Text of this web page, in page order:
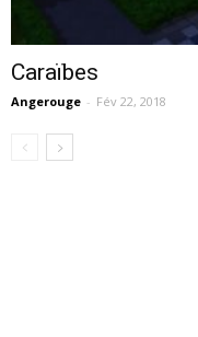
Caraïbes
Angerouge - Fév 22, 2018